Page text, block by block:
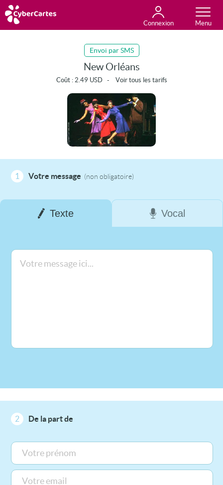
Connexion
Toutes les cartes
Envoi par SMS
New Orléans
Coût : 2.49 USD- Voir tous les tarifs
1 Votre message (non obligatoire)
Texte Vocal
2 De la part de